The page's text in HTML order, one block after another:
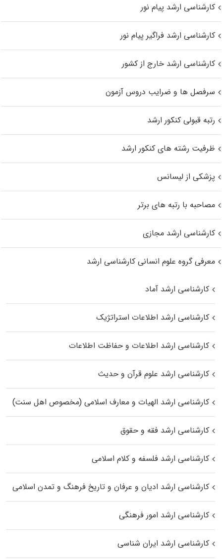
کارشناسی ارشد پیام نور
کارشناسی ارشد فراگیر پیام نور
کارشناسی ارشد خارج از کشور
سرفصل ها و ضرایب دروس آزمون
رتبه قبولی کنکور ارشد
ظرفیت رشته های کنکور ارشد
پزشکی از لیسانس
مصاحبه با رتبه های برتر
کارشناسی ارشد مجازی
معرفی گروه علوم انسانی کارشناسی ارشد
کارشناسی ارشد آماد
کارشناسی ارشد اطلاعات استراتژیک
کارشناسی ارشد اطلاعات و حفاظت اطلاعات
کارشناسی ارشد علوم قرآن و حدیث
کارشناسی ارشد الهیات و معارف اسلامی (مخصوص اهل سنت)
کارشناسی ارشد فقه و حقوق
کارشناسی ارشد فلسفه و کلام اسلامی
کارشناسی ارشد ادیان و عرفان و تاریخ فرهنگ و تمدن اسلامی
کارشناسی ارشد امور فرهنگی
کارشناسی ارشد ایران شناسی